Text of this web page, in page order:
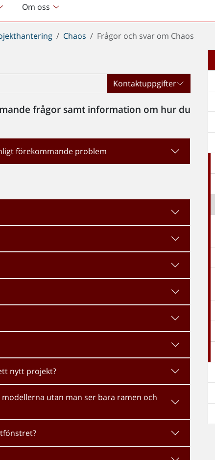
Om oss
Chaos Frågor och svar om Chaos
Kontaktuppgifter
frågor samt information om hur du
förekommande problem
nytt projekt?
utan man ser bara ramen och